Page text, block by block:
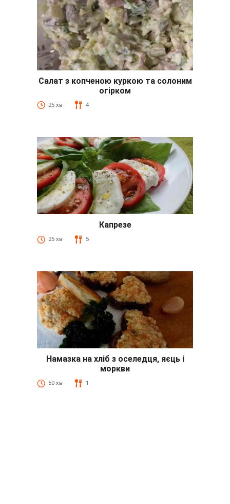
Салат з копченою куркою та солоним
огірком
25 хв 4
Капрезе
25 хв 5
Намазка на хліб з оселедця, яєць і
моркви
50 хв 1